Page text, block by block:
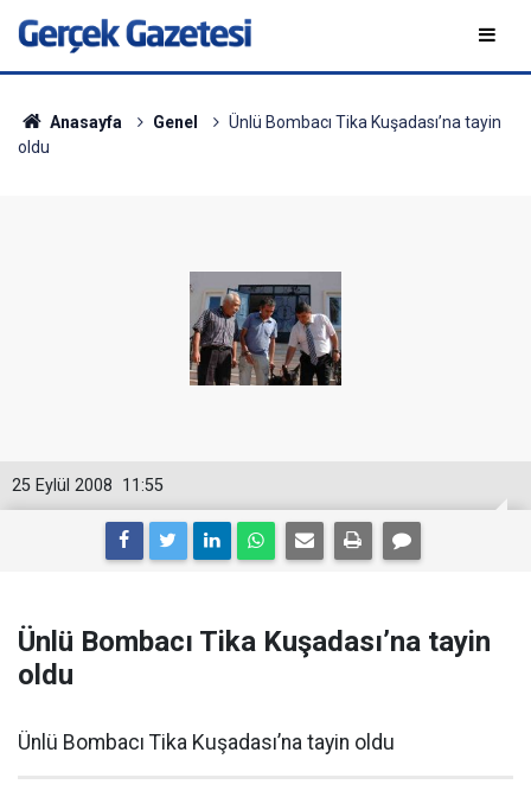
Anasayfa Genel
Ünlü Bombacı Tika Kuşadası’na tayin
oldu
11:55
25 Eylül 2008
Ünlü Bombacı Tika Kuşadası’na tayin
oldu
Ünlü Bombacı Tika Kuşadası’na tayin oldu